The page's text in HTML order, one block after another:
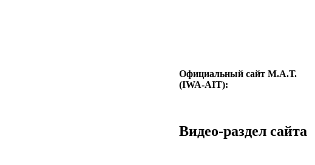
Официальный сайт М.А.Т.
(IWA-AIT):
Видео-раздел сайта